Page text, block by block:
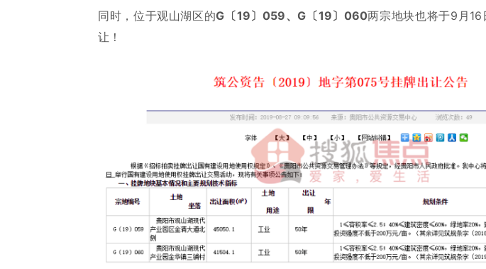
同时，位于观山湖区的G〔19〕059、G〔19〕060两宗地块也将于9月
让！